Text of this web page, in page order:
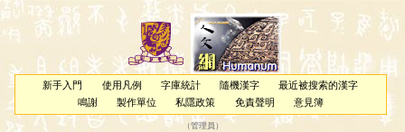
新手入門 使用凡例 字庫統計 隨機漢字
最近被搜索的漢字
鳴謝
製作單位 私隱政策 免責聲明 意見簿
（管理員 ）